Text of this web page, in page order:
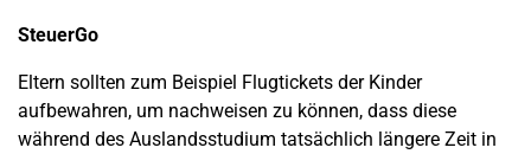
SteuerGo
Eltern sollten zum Beispiel Flugtickets der Kinder
aufbewahren, um nachweisen zu können, dass diese
während des Auslandsstudium tatsächlich längere Zeit in